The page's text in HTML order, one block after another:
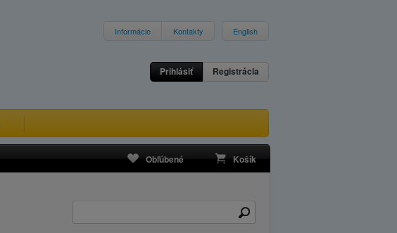
Informácie Kontakty English
Prihlásiť Registrácia
Obľúbené Košík